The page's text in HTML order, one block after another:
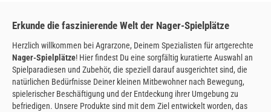
Erkunde die faszinierende Welt der Nager-Spielplätze
Herzlich willkommen bei Agrarzone, Deinem Spezialisten für artgerechte
Nager-Spielplätze! Hier findest Du eine sorgfältig kuratierte Auswahl an
Spielparadiesen und Zubehör, die speziell darauf ausgerichtet sind, die
natürlichen Bedürfnisse Deiner kleinen Mitbewohner nach Bewegung,
spielerischer Beschäftigung und der Entdeckung ihrer Umgebung zu
befriedigen. Unsere Produkte sind mit dem Ziel entwickelt worden, das